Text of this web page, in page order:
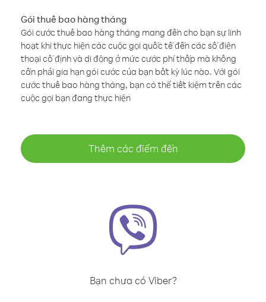
Gói thuê bao hàng tháng
Gói cước thuê bao hàng tháng mang đến cho bạn sự linh
hoạt khi thực hiện các cuộc gọi quốc tế đến các số điện
thoại cố định và di động ở mức cước phí thấp mà không
cần phải gia hạn gói cước của bạn bất kỳ lúc nào. Với gói
cước thuê bao hàng tháng, bạn có thể tiết kiệm trên các
cuộc gọi bạn đang thực hiện
Thêm các điểm đến
Bạn chưa có Viber?